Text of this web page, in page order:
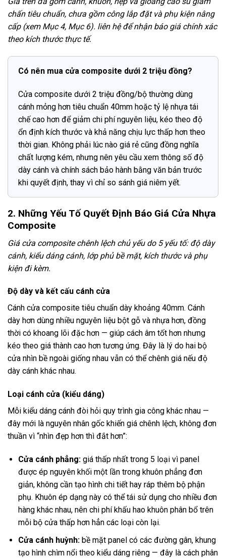
chấn tiêu chuẩn, chưa gồm công lắp đặt và phụ kiện nâng
cấp (xem Mục 4, Mục 6). liên hệ để nhận báo giá chính xác
theo kích thước thực tế.
Có nên mua cửa composite dưới 2 triệu đồng?
Cửa composite dưới 2 triệu đồng/bộ thường dùng
cánh mỏng hơn tiêu chuẩn 40mm hoặc tỷ lệ nhựa tái
chế cao hơn để giảm chi phí nguyên liệu, kéo theo độ
ổn định kích thước và khả năng chịu lực thấp hơn theo
thời gian. Không phải lúc nào giá rẻ cũng đồng nghĩa
chất lượng kém, nhưng nên yêu cầu xem thông số độ
dày cánh và chính sách bảo hành bằng văn bản trước
khi quyết định, thay vì chỉ so sánh giá niêm yết.
2. Những Yếu Tố Quyết Định Báo Giá Cửa Nhựa
Composite
Giá cửa composite chênh lệch chủ yếu do 5 yếu tố: độ dày
cánh, kiểu dáng cánh, lớp phủ bề mặt, kích thước và phụ
kiện đi kèm.
Độ dày và kết cấu cánh cửa
Cánh cửa composite tiêu chuẩn dày khoảng 40mm. Cánh
dày hơn dùng nhiều nguyên liệu bột gỗ và nhựa hơn, đồng
thời có khoang lõi đặc hơn — giúp cách âm tốt hơn nhưng
kéo theo giá thành cao hơn tương ứng. Đây là lý do hai bộ
cửa nhìn bề ngoài giống nhau vẫn có thể chênh giá nếu độ
dày cánh khác nhau.
Loại cánh cửa (kiểu dáng)
Mỗi kiểu dáng cánh đòi hỏi quy trình gia công khác nhau —
đây mới là nguyên nhân gốc khiến giá chênh lệch, không đơn
thuần vì “nhìn đẹp hơn thì đắt hơn”:
Cửa cánh phẳng:giá thấp nhất trong 5 loại vì panel
được ép nguyên khối một lần trong khuôn phẳng đơn
giản, không cần tạo hình chi tiết hay ráp thêm bộ phận
phụ. Khuôn ép dạng này có thể tái sử dụng cho nhiều đơn
hàng khác nhau, nên chi phí khấu hao khuôn phân bổ trên
mỗi bộ cửa thấp hơn hẳn các loại còn lại.
Cửa cánh huỳnh:bề mặt panel có các đường gân, khung
tạo hình chìm nổi theo kiểu dáng riêng — đây là cách phân